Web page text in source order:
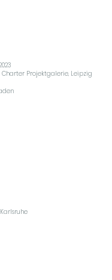
Projektgalerie, Leipzig